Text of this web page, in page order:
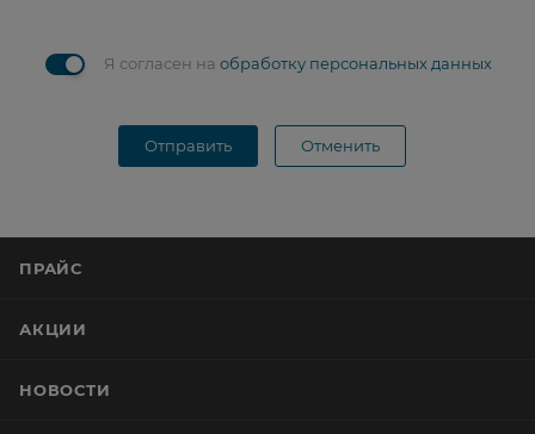
Я согласен на обработку персональных данных
Отправить Отменить
ПРАЙС
АКЦИИ
НОВОСТИ